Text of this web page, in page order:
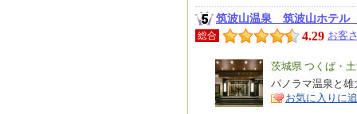
筑波山温泉 筑波山ホテ
総合 4.29 お客
エ
リ
ア
茨城県 つくば・
特
徴
パノラマ温泉と
お気に入りに